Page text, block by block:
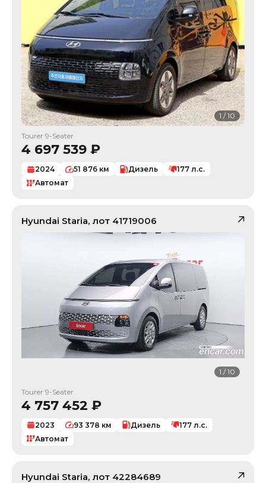
1 /10
Tourer 9-Seater
4 697 539 ₽
2024 51 876 км Дизель 177 л.с.
Автомат
Hyundai Staria, лот 41719006
1 /10
Tourer 9-Seater
4 757 452 ₽
2023 93 378 км Дизель 177 л.с.
Автомат
Hyundai Staria, лот 42284689